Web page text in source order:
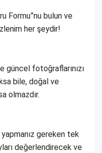
Formu”nu bulun ve
her şeydir!
güncel fotoğraflarınızı
bile, doğal ve
olmazdır.
gereken tek
değerlendirecek ve